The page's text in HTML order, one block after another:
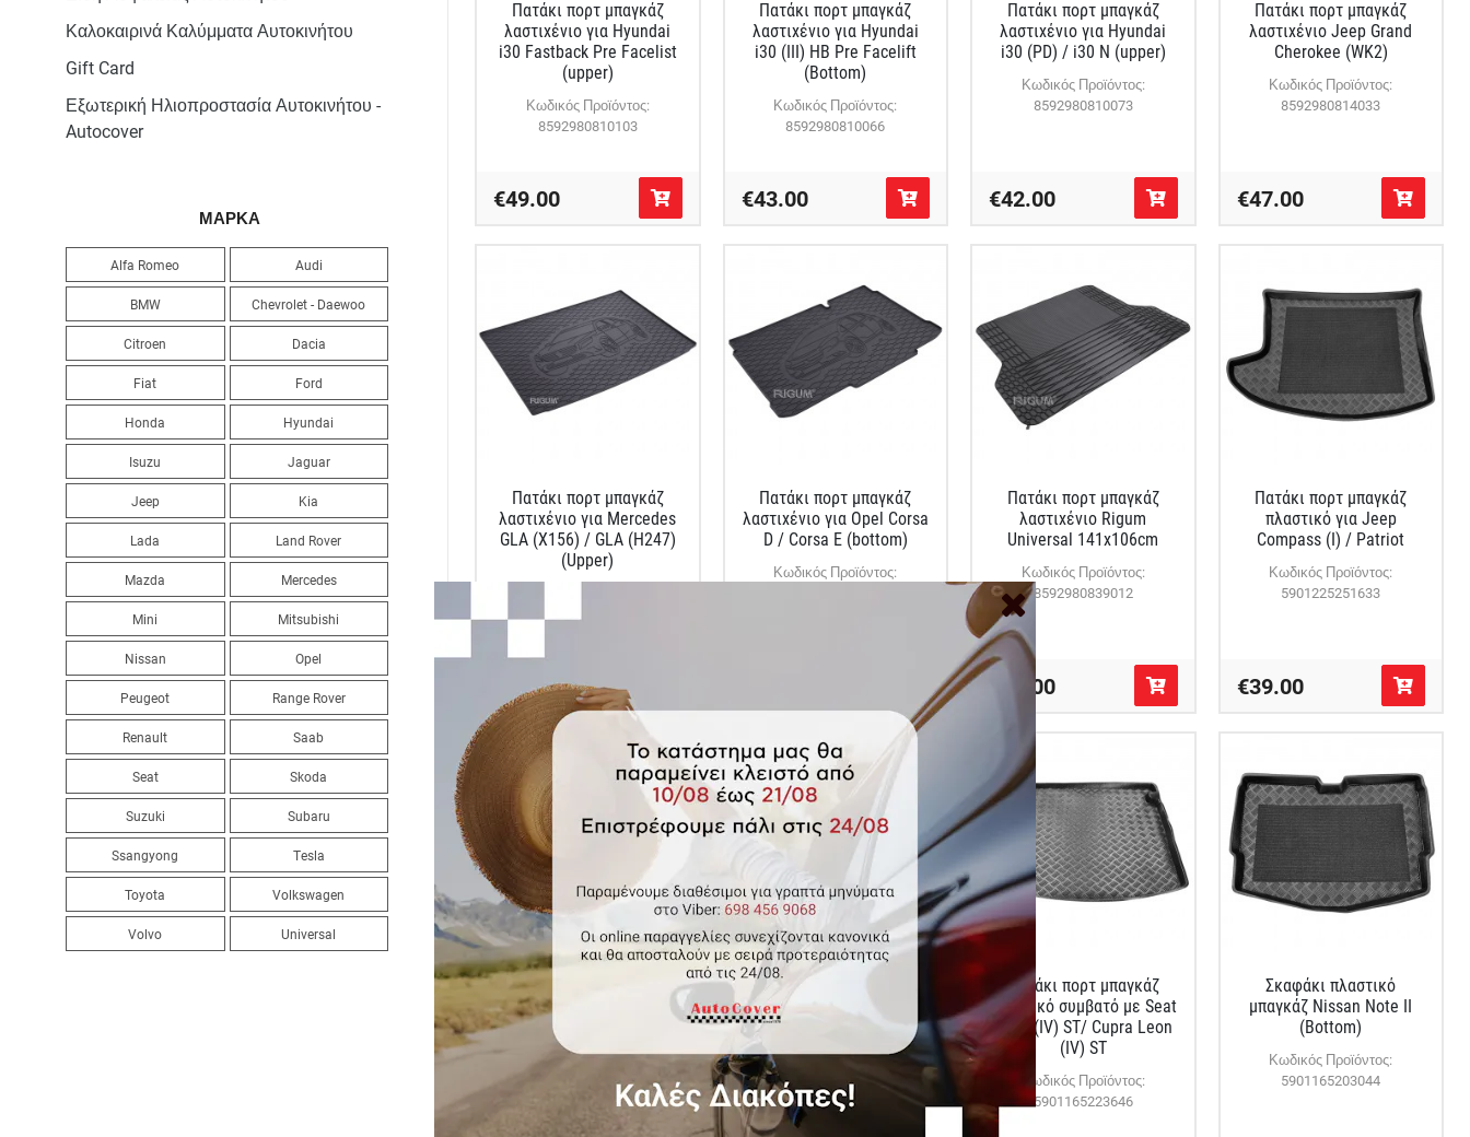
Καλοκαιρινά Καλύμματα Αυτοκινήτου
Gift Card
Εξωτερική Ηλιοπροστασία Αυτοκινήτου -
Autocover
ΜΑΡΚΑ
Alfa Romeo Audi
BMW Chevrolet - Daewoo
Citroen Dacia
Fiat Ford
Honda Hyundai
Isuzu Jaguar
Jeep Kia
Lada Land Rover
Mazda Mercedes
Mini Mitsubishi
Nissan Opel
Peugeot Range Rover
Renault Saab
Seat Skoda
Suzuki Subaru
Ssangyong Tesla
Toyota Volkswagen
Volvo Universal
Πατάκι πορτ μπαγκάζ
λαστιχένιο για Hyundai
i30 Fastback Pre Facelist
(upper)
Κωδικός Προϊόντος:
8592980810103
€49.00
Πατάκι πορτ μπαγκάζ
λαστιχένιο για Hyundai
i30 (III) HB Pre Facelift
(Bottom)
Κωδικός Προϊόντος:
8592980810066
€43.00
Πατάκι πορτ μπαγκάζ
λαστιχένιο για Hyundai
i30 (PD) / i30 Ν (upper)
Κωδικός Προϊόντος:
8592980810073
€42.00
Πατάκι πορτ μπαγκάζ
λαστιχένιο Jeep Grand
Cherokee (WK2)
Κωδικός Προϊόντος:
8592980814033
€47.00
Πατάκι πορτ μπαγκάζ
λαστιχένιο για Mercedes
GLA (X156) / GLA (H247)
(Upper)
€42.00
Πατάκι πορτ μπαγκάζ
λαστιχένιο για Opel Corsa
D / Corsa E (bottom)
Κωδικός Προϊόντος:
Πατάκι πορτ μπαγκάζ
λαστιχένιο Rigum
Universal 141x106cm
Κωδικός Προϊόντος:
8592980839012
€35.00
Πατάκι πορτ μπαγκάζ
πλαστικό για Jeep
Compass (I) / Patriot
Κωδικός Προϊόντος:
5901225251633
€39.00
Πατάκι πορτ μπαγκάζ
πλαστικό για Subaru
Impreza WRX STi
(αντιολισθητικό)
Κωδικός Προϊόντος:
5901165206168
Πατάκι πορτ μπαγκάζ
πλαστικό συμβατό με
KGM/ Ssangyong Rexton
Κωδικός Προϊόντος:
5900232670161
Πατάκι πορτ μπαγκάζ
πλαστικό συμβατό με Seat
Leon (IV) ST/ Cupra Leon
(IV) ST
Κωδικός Προϊόντος:
5901165223646
Σκαφάκι πλαστικό
μπαγκάζ Nissan Note II
(Bottom)
Κωδικός Προϊόντος:
5901165203044